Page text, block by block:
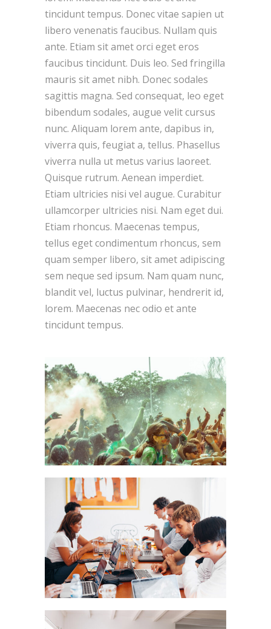
tincidunt tempus. Donec vitae sapien ut
libero venenatis faucibus. Nullam quis
ante. Etiam sit amet orci eget eros
faucibus tincidunt. Duis leo. Sed fringilla
mauris sit amet nibh. Donec sodales
sagittis magna. Sed consequat, leo eget
bibendum sodales, augue velit cursus
nunc. Aliquam lorem ante, dapibus in,
viverra quis, feugiat a, tellus. Phasellus
viverra nulla ut metus varius laoreet.
Quisque rutrum. Aenean imperdiet.
Etiam ultricies nisi vel augue. Curabitur
ullamcorper ultricies nisi. Nam eget dui.
Etiam rhoncus. Maecenas tempus,
tellus eget condimentum rhoncus, sem
quam semper libero, sit amet adipiscing
sem neque sed ipsum. Nam quam nunc,
blandit vel, luctus pulvinar, hendrerit id,
lorem. Maecenas nec odio et ante
tincidunt tempus.